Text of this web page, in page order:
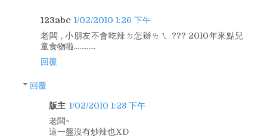
123abc 1/02/2010 1:26 下午
老闆 , 小朋友不會吃辣ㄉ怎辦ㄌㄟ ??? 2010年來點兒
童食物啦............
回覆
回覆
版主 1/02/2010 1:28 下午
老闆~
這一盤沒有炒辣也XD